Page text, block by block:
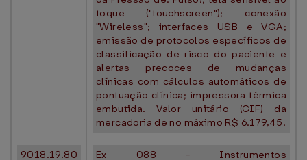
toque ("touchscreen"); conexão
"Wireless"; interfaces USB e VGA;
emissão de protocolos específicos de
classificação de risco do paciente e
alertas precoces de mudanças
clínicas com cálculos automáticos de
pontuação clínica; impressora térmica
embutida. Valor unitário (CIF) da
mercadoria de no máximo R$ 6.179,45.
9018.19.80 Ex 088 - Instrumentos